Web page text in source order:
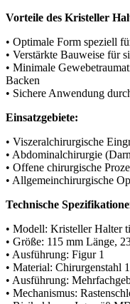
Vorteile des Kristeller
• Optimale Form speziell
• Verstärkte Bauweise für
• Minimale
Backen
• Sichere Anwendung
Einsatzgebiete:
• Viszeralchirurgische
• Abdominalchirurgie
• Offene chirurgische
• Allgemeinchirurgische
Technische
• Modell: Kristeller Halter
• Größe: 115 mm Länge,
• Ausführung: Figur 1
• Material: Chirurgenstahl
• Ausführung:
• Mechanismus: